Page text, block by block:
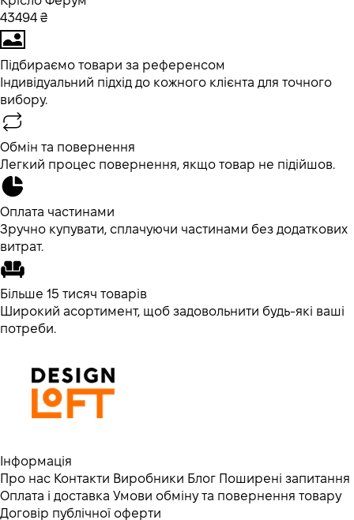
43494 ₴
Підбираємо товари за референсом
Індивідуальний підхід до кожного клієнта для точного
вибору.
Обмін та повернення
Легкий процес повернення, якщо товар не підійшов.
Оплата частинами
Зручно купувати, сплачуючи частинами без додаткових
витрат.
Більше 15 тисяч товарів
Широкий асортимент, щоб задовольнити будь-які ваші
потреби.
Інформація
Про нас Контакти Виробники Блог Поширені запитання
Оплата і доставка Умови обміну та повернення товару
Договір публічної оферти